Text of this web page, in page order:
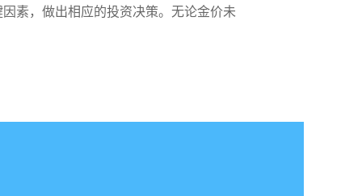
素，做出相应的投资决策。无论金价未